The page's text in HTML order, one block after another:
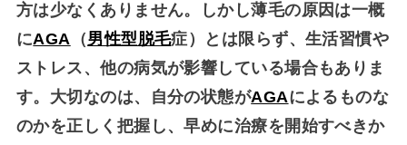
方は少なくありません。しかし薄毛の原因は一概
にAGA （男性型脱毛症）とは限らず、生活習慣や
ストレス、他の病気が影響している場合もありま
す。大切なのは、自分の状態がAGAによるものな
のかを正しく把握し、早めに治療を開始すべきか